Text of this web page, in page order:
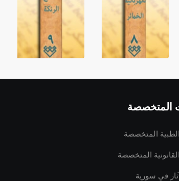
المتخصصة
المتخصصة
المتخصصة
في سورية